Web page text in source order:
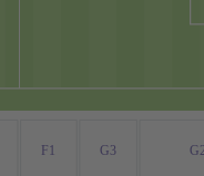
G3
F1